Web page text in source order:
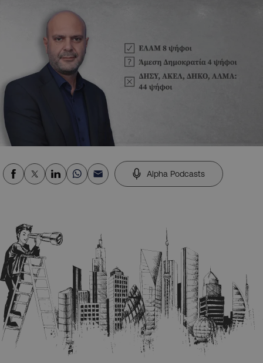
Alpha Podcasts